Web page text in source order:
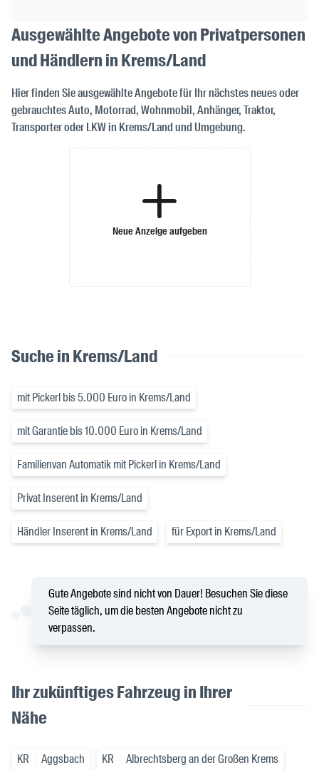
Ausgewählte Angebote von Privatpersonen
und Händlern in Krems/Land
Hier finden Sie ausgewählte Angebote für Ihr nächstes neues oder
gebrauchtes Auto, Motorrad, Wohnmobil, Anhänger, Traktor,
Transporter oder LKW in Krems/Land und Umgebung.
Neue Anzeige aufgeben
Suche in Krems/Land
mit Pickerl bis 5.000 Euro in Krems/Land
mit Garantie bis 10.000 Euro in Krems/Land
Familienvan Automatik mit Pickerl in Krems/Land
Privat Inserent in Krems/Land
Händler Inserent in Krems/Land für Export in Krems/Land
Gute Angebote sind nicht von Dauer! Besuchen Sie diese
Seite täglich, um die besten Angebote nicht zu
verpassen.
Ihr zukünftiges Fahrzeug in Ihrer
Nähe
KR Aggsbach KR Albrechtsberg an der Großen Krems